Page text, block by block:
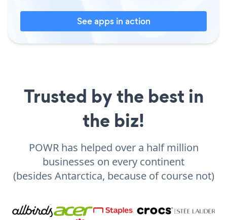
See apps in action
Trusted by the best in
the biz!
POWR has helped over a half million
businesses on every continent
(besides Antarctica, because of course not)